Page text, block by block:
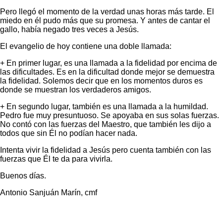
Pero llegó el momento de la verdad unas horas más tarde. El
miedo en él pudo más que su promesa. Y antes de cantar el
gallo, había negado tres veces a Jesús.
El evangelio de hoy contiene una doble llamada:
+ En primer lugar, es una llamada a la fidelidad por encima de
las dificultades. Es en la dificultad donde mejor se demuestra
la fidelidad. Solemos decir que en los momentos duros es
donde se muestran los verdaderos amigos.
+ En segundo lugar, también es una llamada a la humildad.
Pedro fue muy presuntuoso. Se apoyaba en sus solas fuerzas.
No contó con las fuerzas del Maestro, que también les dijo a
todos que sin Él no podían hacer nada.
Intenta vivir la fidelidad a Jesús pero cuenta también con las
fuerzas que Él te da para vivirla.
Buenos días.
Antonio Sanjuán Marín, cmf